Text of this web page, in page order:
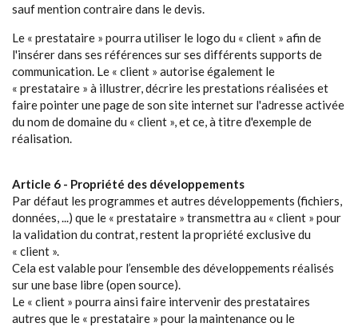
sauf mention contraire dans le devis.
Le « prestataire » pourra utiliser le logo du « client » afin de
l'insérer dans ses références sur ses différents supports de
communication. Le « client » autorise également le
« prestataire » à illustrer, décrire les prestations réalisées et
faire pointer une page de son site internet sur l'adresse activée
du nom de domaine du « client », et ce, à titre d'exemple de
réalisation.
Article 6 - Propriété des développements
Par défaut les programmes et autres développements (fichiers,
données, ...) que le « prestataire » transmettra au « client » pour
la validation du contrat, restent la propriété exclusive du
« client ».
Cela est valable pour l’ensemble des développements réalisés
sur une base libre (open source).
Le « client » pourra ainsi faire intervenir des prestataires
autres que le « prestataire » pour la maintenance ou le